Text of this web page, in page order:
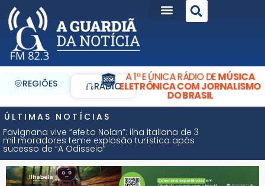
REGIÕES RÁDIO
A 1ª E ÚNICA RÁDIO DEMÚSICA
ELETRÔNICA COM JORNALISMO
DO BRASIL
ÚLTIMAS NOTÍCIAS
Favignana vive “efeito Nolan”: ilha italiana de 3
mil moradores teme explosão turística após
sucesso de “A Odisseia”